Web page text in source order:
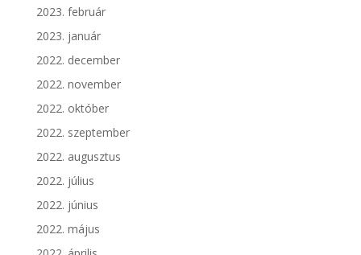
2023. február
2023. január
2022. december
2022. november
2022. október
2022. szeptember
2022. augusztus
2022. július
2022. június
2022. május